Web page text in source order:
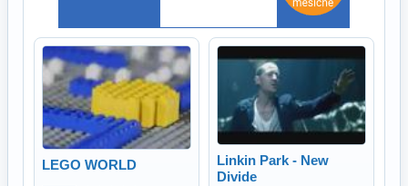
LEGO WORLD
Linkin Park - New
Divide